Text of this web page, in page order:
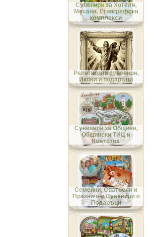
Област Враца
Област Габрово
Област Добрич
Област Кърджали
Сувенири за Хотели,
Механи, Етнографски
комплекси
Религиозни сувенири,
Икони и подаръци
Сувенири за Общини,
Общински ТИЦ и
Кметства
Семейни, Сватбени и
Празнични Сувенири и
Подаръци